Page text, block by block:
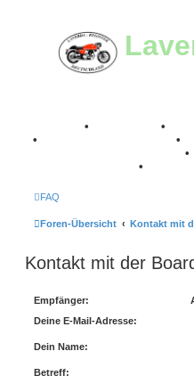
• •
•
•
•
•
FAQ
Foren-Übersicht Kontakt mit
Kontakt mit der
Empfänger:
Deine E-Mail-Adresse:
Dein Name:
Betreff: